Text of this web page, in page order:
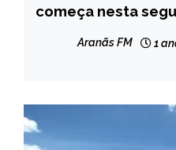
NOTÍCIAS
começa nesta
Aranãs FM 1